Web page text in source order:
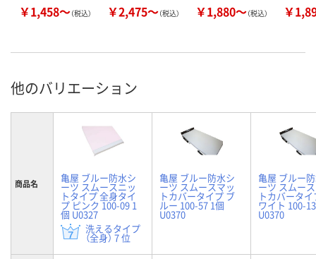
￥1,458～（税込） ￥2,475～（税込） ￥1,880～（税込） ￥
他のバリエーション
商品名 亀屋 ブルー防水シ
ーツ スムースニッ
トタイプ 全身タイ
プ ピンク 100-09 1
個 U0327
洗えるタイプ
（全身） 7 位
亀屋 ブルー防水シ
ーツ スムースマッ
トカバータイプ ブ
ルー 100-57 1個
U0370
亀屋 ブルー
ーツ スムー
トカバータ
ワイト 100-
U0370